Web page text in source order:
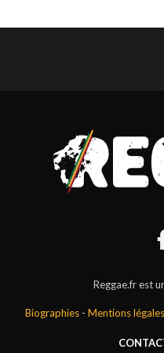
Reggae.fr est
Biographies- Mentions